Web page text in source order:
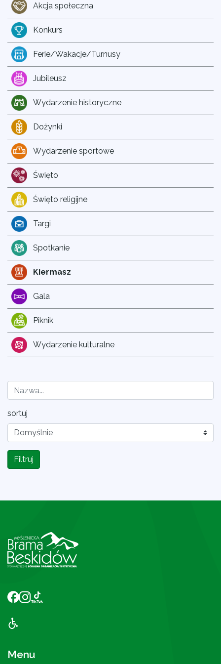
Akcja społeczna
Konkurs
Ferie/Wakacje/Turnusy
Jubileusz
Wydarzenie historyczne
Dożynki
Wydarzenie sportowe
Święto
Święto religijne
Targi
Spotkanie
Kiermasz
Gala
Piknik
Wydarzenie kulturalne
sortuj
Filtruj
Menu